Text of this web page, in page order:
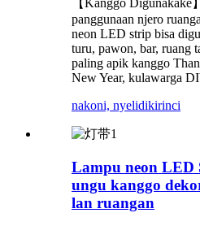
panggunaan njero
neon LED strip bisa
turu, pawon, bar, ruang
paling apik kanggo
New Year, kulawarga
nakoni, nyelidikirinci
Lampu neon LED
ungu kanggo
lan ruangan